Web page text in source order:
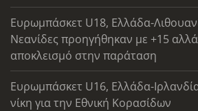
Ευρωμπάσκετ U18, Ελλάδα-
Νεανίδες προηγήθηκαν με +15
αποκλεισμό στην παράταση
Ευρωμπάσκετ U16, Ελλάδα-
νίκη για την Εθνική Κορασίδων